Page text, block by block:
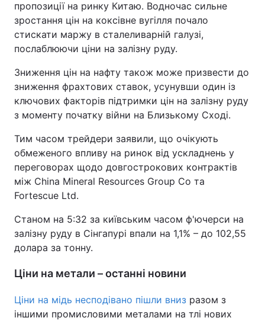
пропозиції на ринку Китаю. Водночас сильне
зростання цін на коксівне вугілля почало
стискати маржу в сталеливарній галузі,
послаблюючи ціни на залізну руду.
Зниження цін на нафту також може призвести до
зниження фрахтових ставок, усунувши один із
ключових факторів підтримки цін на залізну руду
з моменту початку війни на Близькому Сході.
Тим часом трейдери заявили, що очікують
обмеженого впливу на ринок від ускладнень у
переговорах щодо довгострокових контрактів
між China Mineral Resources Group Co та
Fortescue Ltd.
Станом на 5:32 за київським часом ф'ючерси на
залізну руду в Сінгапурі впали на 1,1% – до 102,55
долара за тонну.
Ціни на метали – останні новини
Ціни на мідь несподівано пішли вниз разом з
іншими промисловими металами на тлі нових